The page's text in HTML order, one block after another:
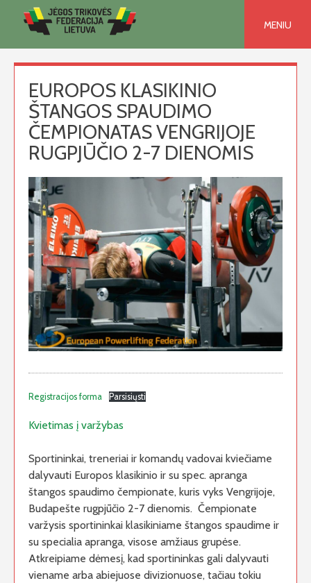
MENIU
EUROPOS KLASIKINIO
ŠTANGOS SPAUDIMO
ČEMPIONATAS VENGRIJOJE
RUGPJŪČIO 2-7 DIENOMIS
Registracijos forma Parsisiųsti
Kvietimas į varžybas
Sportininkai, treneriai ir komandų vadovai kviečiame
dalyvauti Europos klasikinio ir su spec. apranga
štangos spaudimo čempionate, kuris vyks Vengrijoje,
Budapešte rugpjūčio 2-7 dienomis. Čempionate
varžysis sportininkai klasikiniame štangos spaudime ir
su specialia apranga, visose amžiaus grupėse.
Atkreipiame dėmesį, kad sportininkas gali dalyvauti
viename arba abiejuose divizionuose, tačiau tokiu